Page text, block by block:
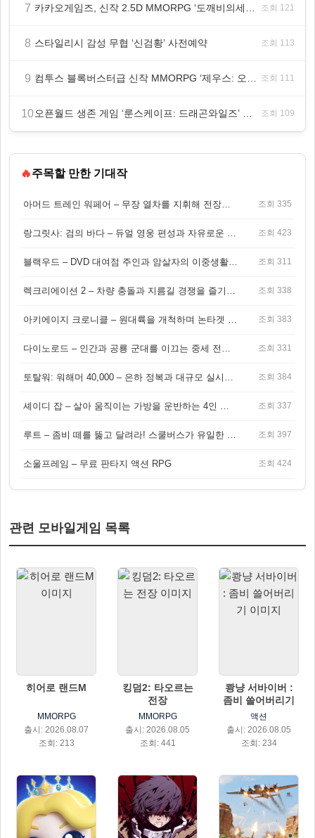
7 카카오게임즈, 신작 2.5D MMORPG ‘도깨비의세계’ 천만 배우 박지훈 광고 모델 발탁 조회 121
8 스타일리시 감성 무협 ‘신검황’ 사전예약 조회 113
9 컴투스 블록버스터급 신작 MMORPG ‘제우스: 오만의 신’, 8월 26일 출시! 조회 111
10 오픈월드 생존 게임 ‘룬스케이프: 드래곤와일즈’ 대규모 유저 편의성 개선 및 사이드 퀘스트 업데이트 조회 109
🔥주목할 만한 기대작
조회 335
조회 423
조회 311
조회 338
조회 383
조회 331
조회 384
조회 337
조회 397
소울프레임 – 무료 판타지 액션 RPG 조회 424
관련 모바일게임 목록
히어로 랜드M
MMORPG
출시: 2026.08.07
조회: 213
킹덤2: 타오르는
전장
MMORPG
출시: 2026.08.05
조회: 441
쾅냥 서바이버 :
좀비 쓸어버리기
액션
출시: 2026.08.05
조회: 234